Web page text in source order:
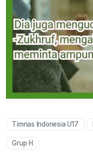
Timnas Indonesia U17
Grup H